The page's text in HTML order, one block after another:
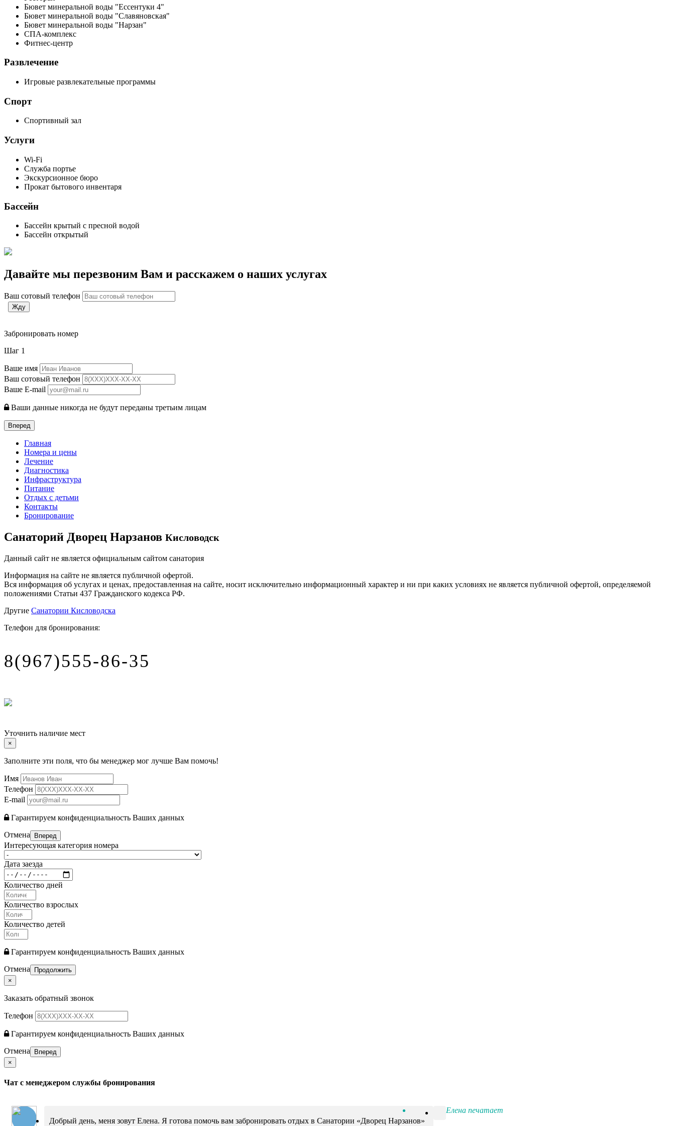
Бювет минеральной воды "Ессентуки 4"
Бювет минеральной воды "Славяновская"
Бювет минеральной воды "Нарзан"
СПА-комплекс
Фитнес-центр
Развлечение
Игровые развлекательные программы
Спорт
Спортивный зал
Услуги
Wi-Fi
Служба портье
Экскурсионное бюро
Прокат бытового инвентаря
Бассейн
Бассейн крытый с пресной водой
Бассейн открытый
Давайте мы перезвоним Вам и расскажем о наших услугах
Ваш сотовый телефон
Жду
Забронировать номер
Шаг 1
Ваше имя
Ваш сотовый телефон
Ваше E-mail
Ваши данные никогда не будут переданы третьим лицам
Вперед
Главная
Номера и цены
Лечение
Диагностика
Инфраструктура
Питание
Отдых с детьми
Контакты
Бронирование
Санаторий Дворец Нарзанов Кисловодск
Данный сайт не является официальным сайтом санатория
Информация на сайте не является публичной офертой.
Вся информация об услугах и ценах, предоставленная на сайте, носит исключительно информационный характер и ни при каких условиях не является публичной офертой, определяемой
положениями Статьи 437 Гражданского кодекса РФ.
Другие Санатории Кисловодска
Телефон для бронирования:
8(967)555-86-35
Уточнить наличие мест
×
Заполните эти поля, что бы менеджер мог лучше Вам помочь!
Имя
Телефон
E-mail
Гарантируем конфиденциальность Ваших данных
Отмена
Вперед
Интересующая категория номера
Дата заезда
Количество дней
Количество взрослых
Количество детей
Гарантируем конфиденциальность Ваших данных
Отмена
Продолжить
×
Заказать обратный звонок
Телефон
Гарантируем конфиденциальность Ваших данных
Отмена
Вперед
×
Чат с менеджером службы бронирования
Добрый день, меня зовут Елена. Я готова помочь вам забронировать отдых в Санатории «Дворец Нарзанов»
Елена печатает